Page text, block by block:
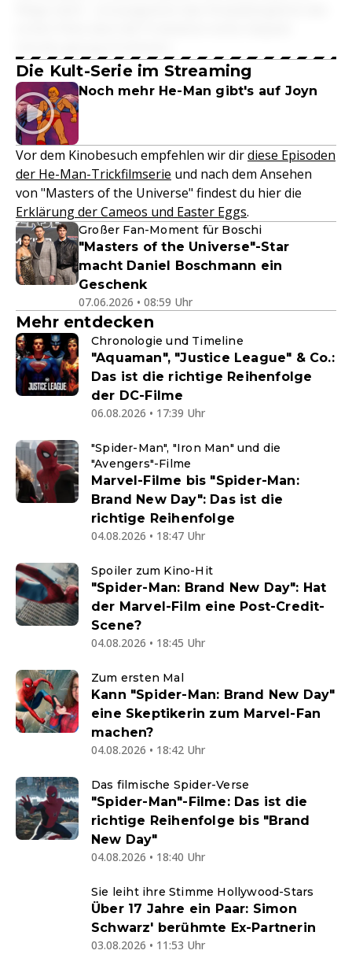
Die Kult-Serie im Streaming
Noch mehr He-Man gibt's auf Joyn
Vor dem Kinobesuch empfehlen wir dirdiese Episoden
der He-Man-Trickfilmserie und nach dem Ansehen
von "Masters of the Universe" findest du hier die
Erklärung der Cameos und Easter Eggs.
Großer Fan-Moment für Boschi
"Masters of the Universe"-Star
macht Daniel Boschmann ein
Geschenk
07.06.2026 • 08:59 Uhr
Mehr entdecken
Chronologie und Timeline
"Aquaman", "Justice League" & Co.:
Das ist die richtige Reihenfolge
der DC-Filme
06.08.2026 • 17:39 Uhr
"Spider-Man", "Iron Man" und die
"Avengers"-Filme
Marvel-Filme bis "Spider-Man:
Brand New Day": Das ist die
richtige Reihenfolge
04.08.2026 • 18:47 Uhr
Spoiler zum Kino-Hit
"Spider-Man: Brand New Day": Hat
der Marvel-Film eine Post-Credit-
Scene?
04.08.2026 • 18:45 Uhr
Zum ersten Mal
Kann "Spider-Man: Brand New Day"
eine Skeptikerin zum Marvel-Fan
machen?
04.08.2026 • 18:42 Uhr
Das filmische Spider-Verse
"Spider-Man"-Filme: Das ist die
richtige Reihenfolge bis "Brand
New Day"
04.08.2026 • 18:40 Uhr
Sie leiht ihre Stimme Hollywood-Stars
Über 17 Jahre ein Paar: Simon
Schwarz' berühmte Ex-Partnerin
03.08.2026 • 11:53 Uhr